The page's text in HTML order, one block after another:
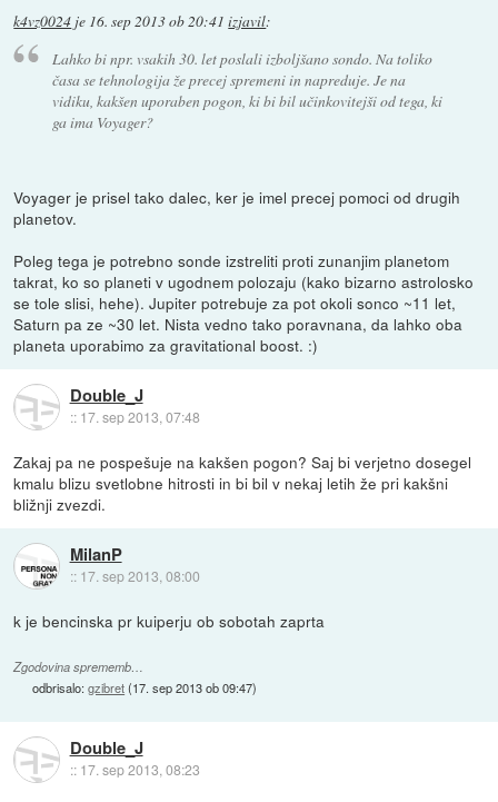
k4vz0024 je 16. sep 2013 ob 20:41 izjavil:
Lahko bi npr. vsakih 30. let poslali izboljšano sondo. Na toliko
časa se tehnologija že precej spremeni in napreduje. Je na
vidiku, kakšen uporaben pogon, ki bi bil učinkovitejši od tega, ki
ga ima Voyager?
Voyager je prisel tako dalec, ker je imel precej pomoci od drugih
planetov.
Poleg tega je potrebno sonde izstreliti proti zunanjim planetom
takrat, ko so planeti v ugodnem polozaju (kako bizarno astrolosko
se tole slisi, hehe). Jupiter potrebuje za pot okoli sonco ~11 let,
Saturn pa ze ~30 let. Nista vedno tako poravnana, da lahko oba
planeta uporabimo za gravitational boost. :)
Double_J
:: 17. sep 2013, 07:48
Zakaj pa ne pospešuje na kakšen pogon? Saj bi verjetno dosegel
kmalu blizu svetlobne hitrosti in bi bil v nekaj letih že pri kakšni
bližnji zvezdi.
MilanP
:: 17. sep 2013, 08:00
k je bencinska pr kuiperju ob sobotah zaprta
Zgodovina sprememb…
odbrisalo:gzibret(17. sep 2013 ob 09:47)
Double_J
:: 17. sep 2013, 08:23